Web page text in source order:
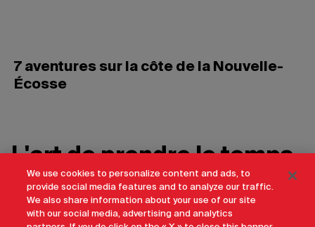
7 aventures sur la côte de la Nouvelle-
Écosse
L'art de prendre le temps
Comment adopter l’art de voyager
lentement au Canada ?
We use cookies to personalize content and ads, to
provide social media features and to analyze our traffic.
We also share information about your use of our site
with our social media, advertising and analytics